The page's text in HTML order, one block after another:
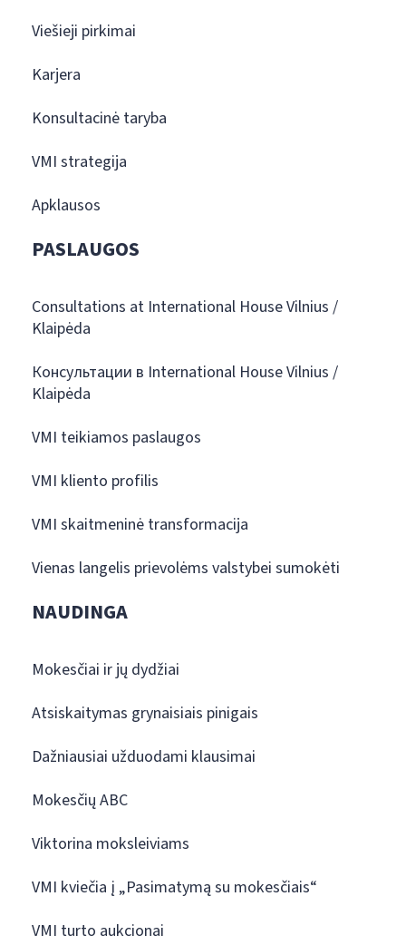
Viešieji pirkimai
Karjera
Konsultacinė taryba
VMI strategija
Apklausos
PASLAUGOS
Consultations at International House Vilnius /
Klaipėda
Консультации в International House Vilnius /
Klaipėda
VMI teikiamos paslaugos
VMI kliento profilis
VMI skaitmeninė transformacija
Vienas langelis prievolėms valstybei sumokėti
NAUDINGA
Mokesčiai ir jų dydžiai
Atsiskaitymas grynaisiais pinigais
Dažniausiai užduodami klausimai
Mokesčių ABC
Viktorina moksleiviams
VMI kviečia į „Pasimatymą su mokesčiais“
VMI turto aukcionai